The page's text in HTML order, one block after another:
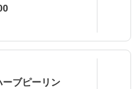
ブピーリン